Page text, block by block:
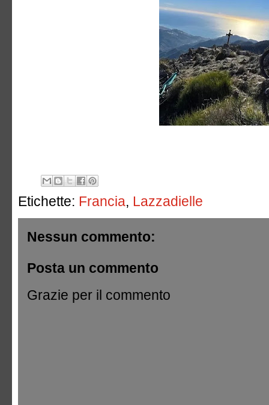
Etichette: Francia, Lazzadielle
Nessun commento:
Posta un commento
Grazie per il commento